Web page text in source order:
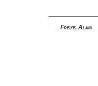
Freixe, Alain_